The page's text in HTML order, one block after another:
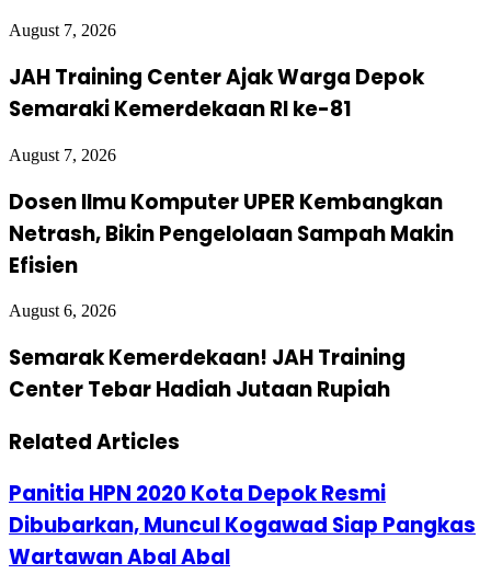
August 7, 2026
JAH Training Center Ajak Warga Depok
Semaraki Kemerdekaan RI ke-81
August 7, 2026
Dosen Ilmu Komputer UPER Kembangkan
Netrash, Bikin Pengelolaan Sampah Makin
Efisien
August 6, 2026
Semarak Kemerdekaan! JAH Training
Center Tebar Hadiah Jutaan Rupiah
Related Articles
Panitia HPN 2020 Kota Depok Resmi
Dibubarkan, Muncul Kogawad Siap Pangkas
Wartawan Abal Abal